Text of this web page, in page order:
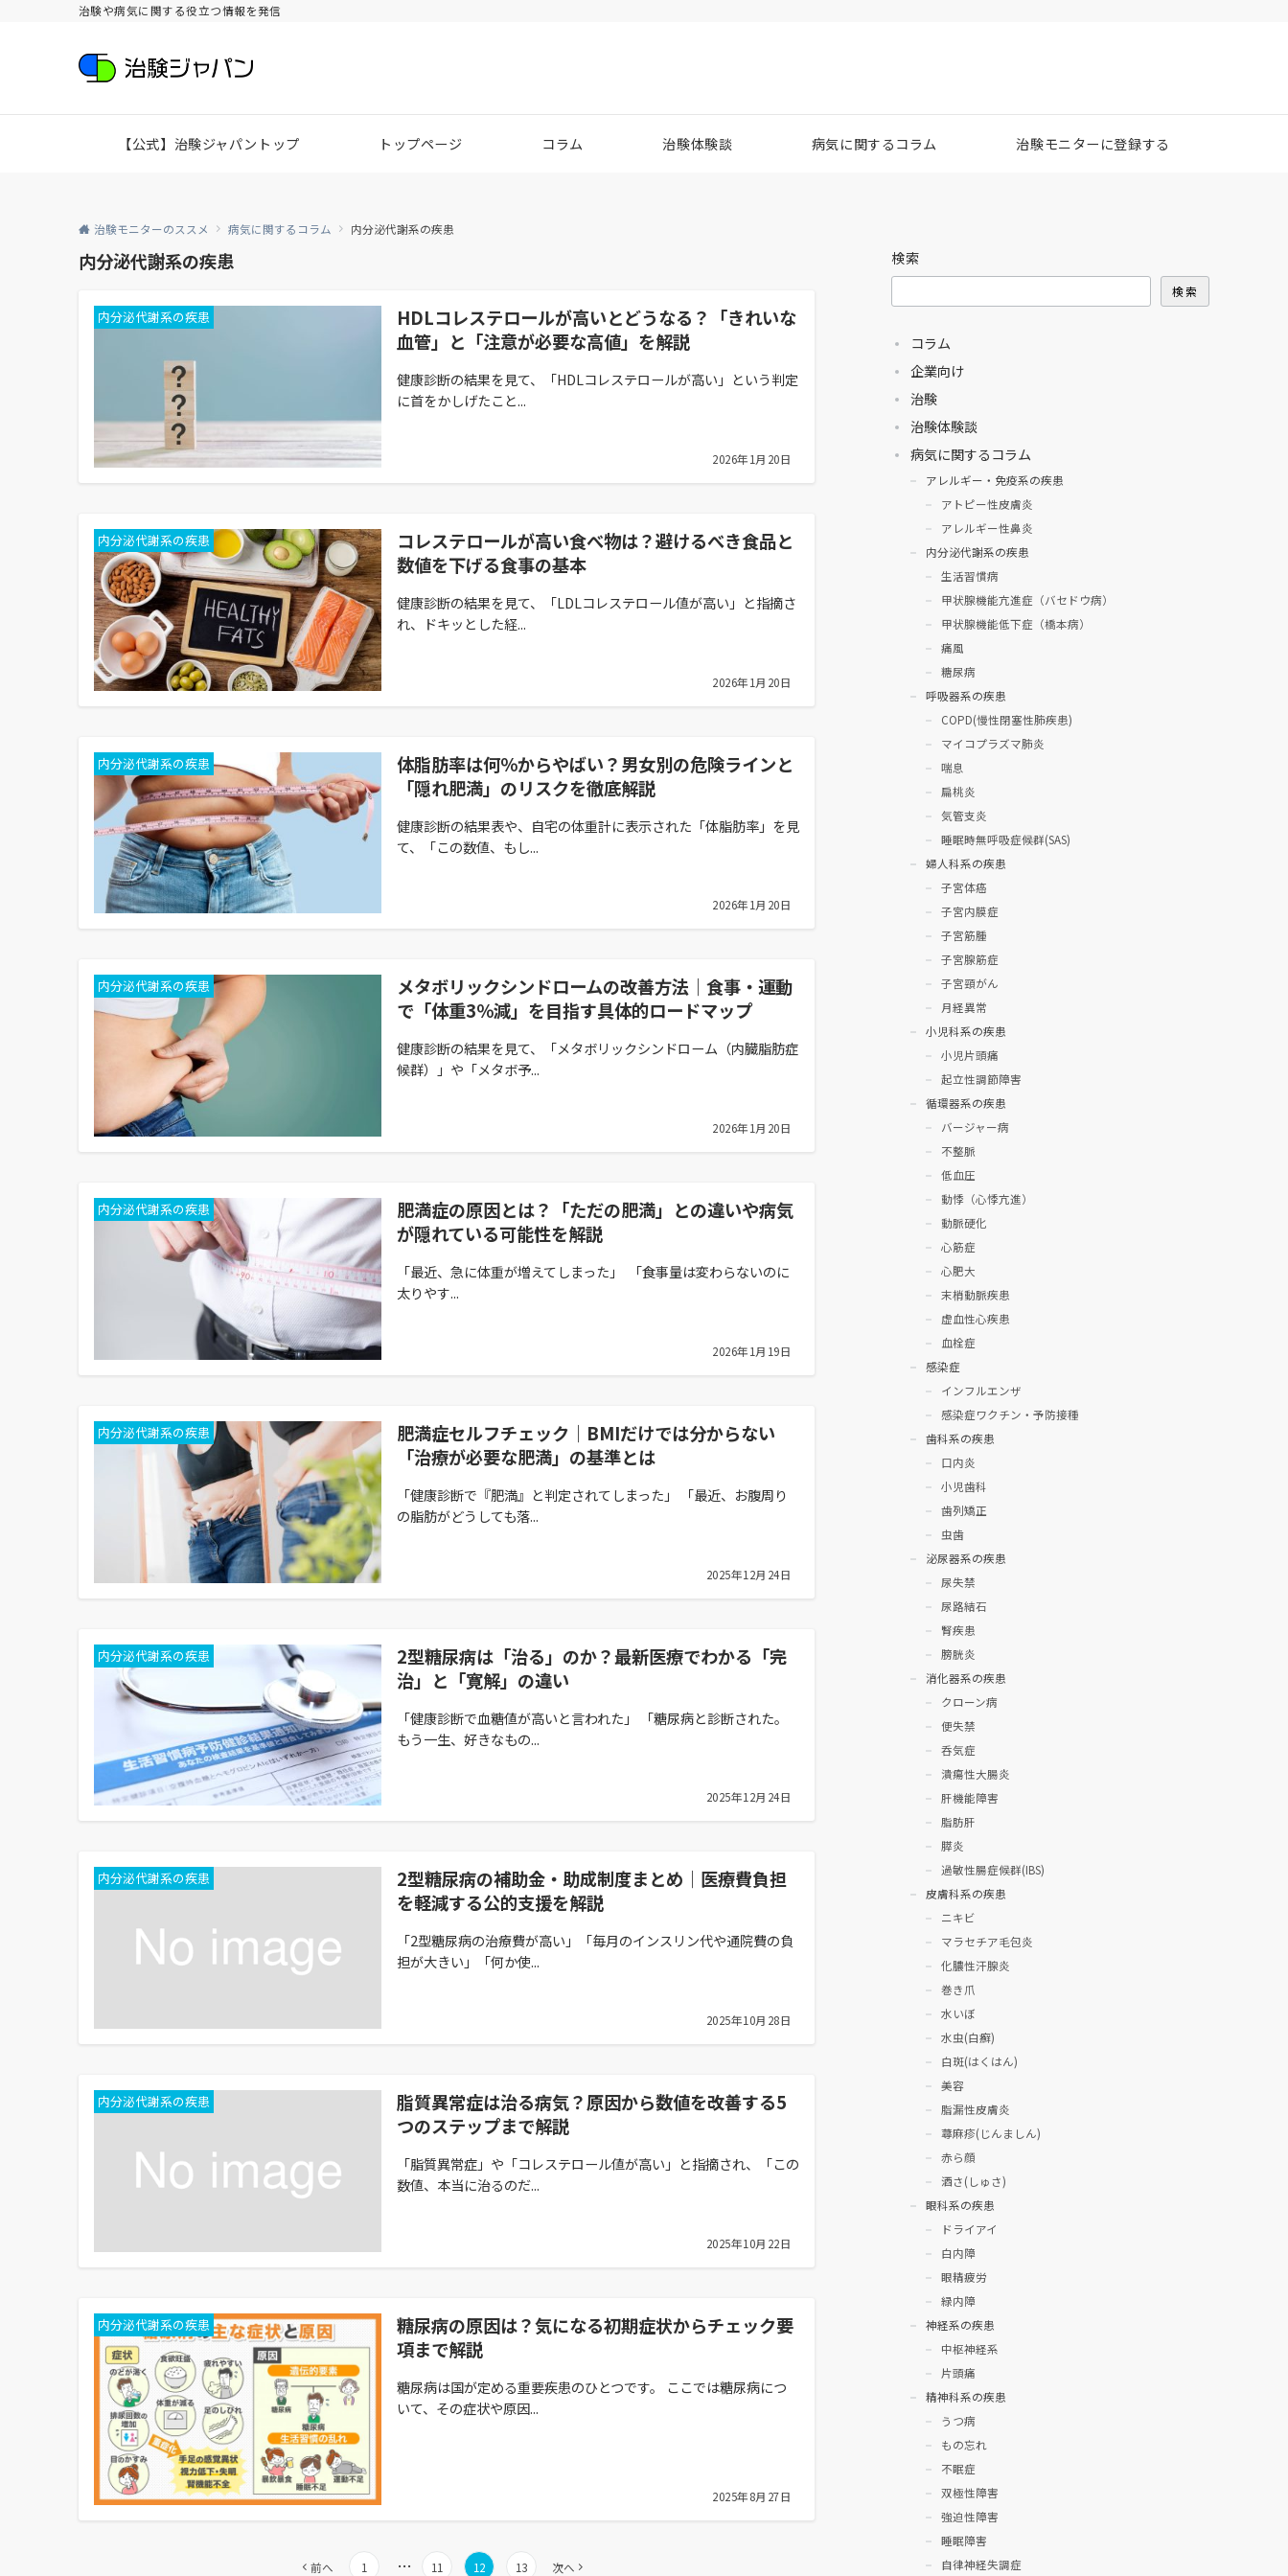
治験や病気に関する役立つ情報を発信
【公式】治験ジャパントップ トップページ コラム 治験体験談 病気に関するコラム 治験モニターに登録する
治験モニターのススメ 病気に関するコラム 内分泌代謝系の疾患
内分泌代謝系の疾患
内分泌代謝系の疾患
HDLコレステロールが高いとどうなる？「きれいな
血管」と「注意が必要な高値」を解説
健康診断の結果を見て、「HDLコレステロールが高い」という判定
に首をかしげたこと...
2026年1月20日
内分泌代謝系の疾患
コレステロールが高い食べ物は？避けるべき食品と
数値を下げる食事の基本
健康診断の結果を見て、「LDLコレステロール値が高い」と指摘さ
れ、ドキッとした経...
2026年1月20日
内分泌代謝系の疾患
体脂肪率は何％からやばい？男女別の危険ラインと
「隠れ肥満」のリスクを徹底解説
健康診断の結果表や、自宅の体重計に表示された「体脂肪率」を見
て、「この数値、もし...
2026年1月20日
内分泌代謝系の疾患
メタボリックシンドロームの改善方法｜食事・運動
で「体重3％減」を目指す具体的ロードマップ
健康診断の結果を見て、「メタボリックシンドローム（内臓脂肪症
候群）」や「メタボ予...
2026年1月20日
内分泌代謝系の疾患
肥満症の原因とは？「ただの肥満」との違いや病気
が隠れている可能性を解説
「最近、急に体重が増えてしまった」 「食事量は変わらないのに
太りやす...
2026年1月19日
内分泌代謝系の疾患
肥満症セルフチェック｜BMIだけでは分からない
「治療が必要な肥満」の基準とは
「健康診断で『肥満』と判定されてしまった」 「最近、お腹周り
の脂肪がどうしても落...
2025年12月24日
内分泌代謝系の疾患
2型糖尿病は「治る」のか？最新医療でわかる「完
治」と「寛解」の違い
「健康診断で血糖値が高いと言われた」 「糖尿病と診断された。
もう一生、好きなもの...
2025年12月24日
内分泌代謝系の疾患
2型糖尿病の補助金・助成制度まとめ｜医療費負担
を軽減する公的支援を解説
「2型糖尿病の治療費が高い」「毎月のインスリン代や通院費の負
担が大きい」「何か使...
2025年10月28日
内分泌代謝系の疾患
脂質異常症は治る病気？原因から数値を改善する5
つのステップまで解説
「脂質異常症」や「コレステロール値が高い」と指摘され、「この
数値、本当に治るのだ...
2025年10月22日
内分泌代謝系の疾患
糖尿病の原因は？気になる初期症状からチェック要
項まで解説
糖尿病は国が定める重要疾患のひとつです。 ここでは糖尿病につ
いて、その症状や原因...
2025年8月27日
前へ 1 … 11 12 13 次へ
検索
検索
コラム
企業向け
治験
治験体験談
病気に関するコラム
アレルギー・免疫系の疾患
アトピー性皮膚炎
アレルギー性鼻炎
内分泌代謝系の疾患
生活習慣病
甲状腺機能亢進症（バセドウ病）
甲状腺機能低下症（橋本病）
痛風
糖尿病
呼吸器系の疾患
COPD(慢性閉塞性肺疾患)
マイコプラズマ肺炎
喘息
扁桃炎
気管支炎
睡眠時無呼吸症候群(SAS)
婦人科系の疾患
子宮体癌
子宮内膜症
子宮筋腫
子宮腺筋症
子宮頸がん
月経異常
小児科系の疾患
小児片頭痛
起立性調節障害
循環器系の疾患
バージャー病
不整脈
低血圧
動悸（心悸亢進）
動脈硬化
心筋症
心肥大
末梢動脈疾患
虚血性心疾患
血栓症
感染症
インフルエンザ
感染症ワクチン・予防接種
歯科系の疾患
口内炎
小児歯科
歯列矯正
虫歯
泌尿器系の疾患
尿失禁
尿路結石
腎疾患
膀胱炎
消化器系の疾患
クローン病
便失禁
呑気症
潰瘍性大腸炎
肝機能障害
脂肪肝
膵炎
過敏性腸症候群(IBS)
皮膚科系の疾患
ニキビ
マラセチア毛包炎
化膿性汗腺炎
巻き爪
水いぼ
水虫(白癬)
白斑(はくはん)
美容
脂漏性皮膚炎
蕁麻疹(じんましん)
赤ら顔
酒さ(しゅさ)
眼科系の疾患
ドライアイ
白内障
眼精疲労
緑内障
神経系の疾患
中枢神経系
片頭痛
精神科系の疾患
うつ病
もの忘れ
不眠症
双極性障害
強迫性障害
睡眠障害
自律神経失調症